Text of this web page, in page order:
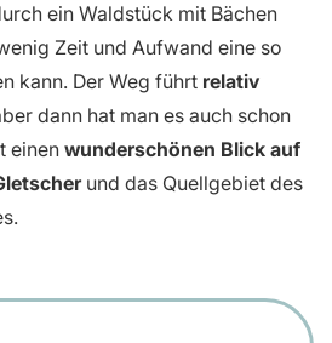
ein Waldstück mit Bächen
Zeit und Aufwand eine so
kann. Der Weg führt relativ
dann hat man es auch schon
einen wunderschönen Blick auf
und das Quellgebiet des